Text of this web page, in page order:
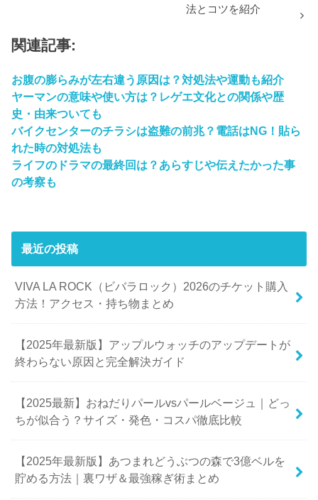
法とコツを紹介
関連記事:
お腹の膨らみが左右違う原因は？対処法や運動も紹介
ヤーマンの意味や使い方は？レゲエ文化との関係や歴
史・由来ついても
バイクセンターのチラシは盗難の前兆？電話はNG！貼ら
れた時の対処法も
ライフのドラマの最終回は？あらすじや伝えたかった事
の考察も
最近の投稿
VIVA LA ROCK（ビバラロック）2026のチケット購入
方法！アクセス・持ち物まとめ
【2025年最新版】アップルウォッチのアップデートが
終わらない原因と完全解決ガイド
【2025最新】おねだりパールvsパールベージュ｜どっ
ちが似合う？サイズ・発色・コスパ徹底比較
【2025年最新版】あつまれどうぶつの森で3億ベルを
貯める方法｜裏ワザ＆最強稼ぎ術まとめ